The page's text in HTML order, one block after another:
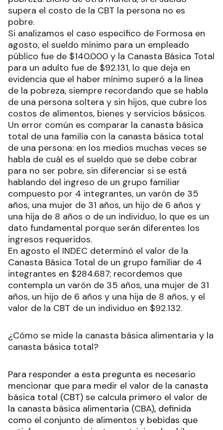
supera el costo de la CBT la persona no es
pobre.
Si analizamos el caso específico de Formosa en
agosto, el sueldo mínimo para un empleado
público fue de $140.000 y la Canasta Básica Total
para un adulto fue de $92.131, lo que deja en
evidencia que el haber mínimo superó a la línea
de la pobreza, siempre recordando que se habla
de una persona soltera y sin hijos, que cubre los
costos de alimentos, bienes y servicios básicos.
Un error común es comparar la canasta básica
total de una familia con la canasta básica total
de una persona: en los medios muchas veces se
habla de cuál es el sueldo que se debe cobrar
para no ser pobre, sin diferenciar si se está
hablando del ingreso de un grupo familiar
compuesto por 4 integrantes, un varón de 35
años, una mujer de 31 años, un hijo de 6 años y
una hija de 8 años o de un individuo, lo que es un
dato fundamental porque serán diferentes los
ingresos requeridos.
En agosto el INDEC determinó el valor de la
Canasta Básica Total de un grupo familiar de 4
integrantes en $284.687; recordemos que
contempla un varón de 35 años, una mujer de 31
años, un hijo de 6 años y una hija de 8 años, y el
valor de la CBT de un individuo en $92.132.
¿Cómo se mide la canasta básica alimentaria y la
canasta básica total?
Para responder a esta pregunta es necesario
mencionar que para medir el valor de la canasta
básica total (CBT) se calcula primero el valor de
la canasta básica alimentaria (CBA), definida
como el conjunto de alimentos y bebidas que